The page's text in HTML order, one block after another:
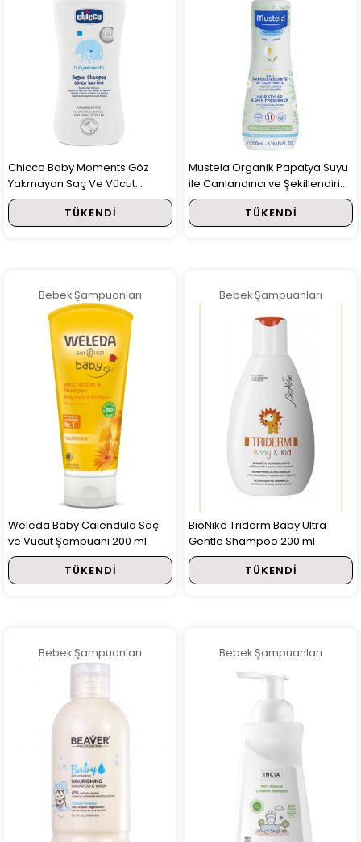
Chicco Baby Moments Göz
Yakmayan Saç Ve Vücut
Şampuanı 500 ML
TÜKENDI
Mustela Organik Papatya Suyu
ile Canlandırıcı ve Şekillendirici
Sprey 200 ml
TÜKENDI
Bebek Şampuanları
Weleda Baby Calendula Saç
ve Vücut Şampuanı 200 ml
TÜKENDI
Bebek Şampuanları
BioNike Triderm Baby Ultra
Gentle Shampoo 200 ml
TÜKENDI
Bebek Şampuanları Bebek Şampuanları